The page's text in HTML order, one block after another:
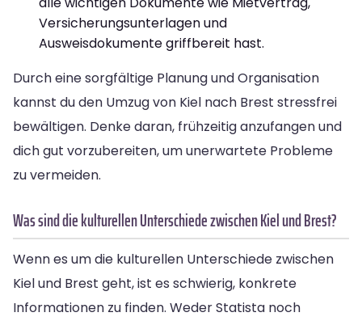
Versicherungsunterlagen und
Ausweisdokumente griffbereit hast.
Durch eine sorgfältige Planung und Organisation
kannst du den Umzug von Kiel nach Brest stressfrei
bewältigen. Denke daran, frühzeitig anzufangen und
dich gut vorzubereiten, um unerwartete Probleme
zu vermeiden.
Was sind die kulturellen Unterschiede zwischen Kiel und Brest?
Wenn es um die kulturellen Unterschiede zwischen
Kiel und Brest geht, ist es schwierig, konkrete
Informationen zu finden. Weder Statista noch